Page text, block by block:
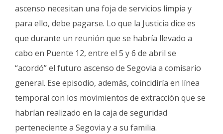
ascenso necesitan una foja de servicios limpia y
para ello, debe pagarse. Lo que la Justicia dice es
que durante un reunión que se habría llevado a
cabo en Puente 12, entre el 5 y 6 de abril se
“acordó” el futuro ascenso de Segovia a comisario
general. Ese episodio, además, coincidiría en línea
temporal con los movimientos de extracción que se
habrían realizado en la caja de seguridad
perteneciente a Segovia y a su familia.